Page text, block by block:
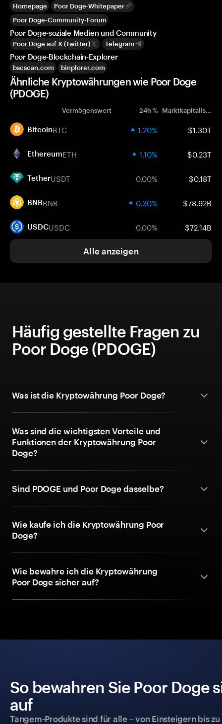
Homepage
Poor Doge-Whitepaper
Poor Doge-Community-Forum
Poor Doge-soziale Medien und Community
Poor Doge auf X (Twitter) Telegram
Poor Doge-Blockchain-Explorer
bscscan.com binplorer.com
Ähnliche Kryptowährungen wie Poor Doge
(PDOGE)
Vermögenswert 24h % Marktkapitalisierung
BitcoinBTC 1.20% $1.30T
EthereumETH 1.10% $0.23T
TetherUSDT 0.00% $0.18T
BNBBNB 0.30% $78.92B
USDCUSDC 0.00% $72.14B
Alle anzeigen
Häufig gestellte Fragen zu
Poor Doge (PDOGE)
Was ist die Kryptowährung Poor Doge?
Was sind die wichtigsten Vorteile und
Funktionen der Kryptowährung Poor
Doge?
Sind PDOGE und Poor Doge dasselbe?
Wie kaufe ich die Kryptowährung Poor
Doge?
Wie bewahre ich die Kryptowährung
Poor Doge sicher auf?
So bewahren Sie Poor Doge
auf
Tangem-Produkte sind für alle – von Einsteigern bis